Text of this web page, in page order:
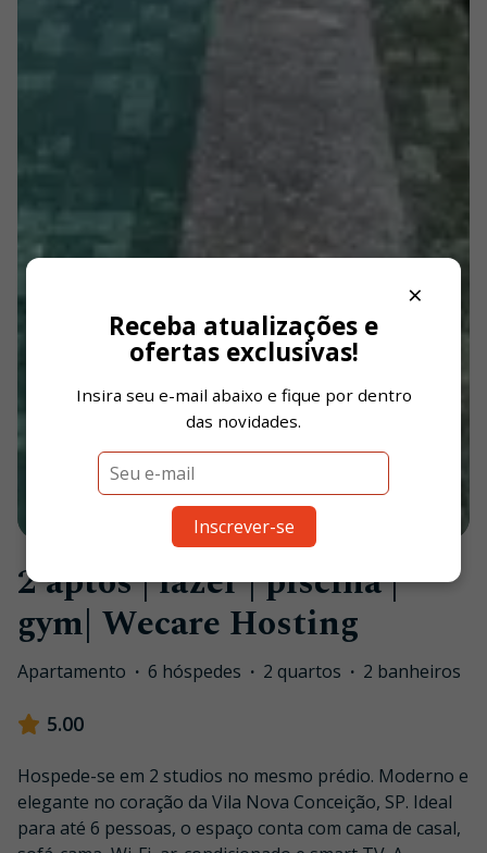
2 aptos | lazer | piscina |
gym| Wecare Hosting
Apartamento · 6 hóspedes · 2 quartos · 2 banheiros
5.00
Hospede-se em 2 studios no mesmo prédio. Moderno e
elegante no coração da Vila Nova Conceição, SP. Ideal
para até 6 pessoas, o espaço conta com cama de casal,
×
Receba atualizações e
ofertas exclusivas!
Insira seu e-mail abaixo e fique por dentro
das novidades.
Inscrever-se